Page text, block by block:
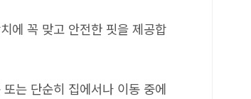
에 꼭 맞고 안전한 핏을 제공합
는 단순히 집에서나 이동 중에